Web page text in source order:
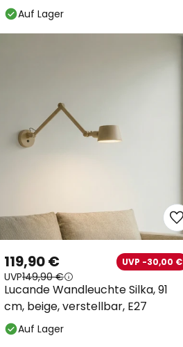
Auf Lager
Lucande Wandleuchte Silka, 91
cm, beige, verstellbar, E27
119,90 € UVP -30,00 €
UVP149,90 €
Auf Lager